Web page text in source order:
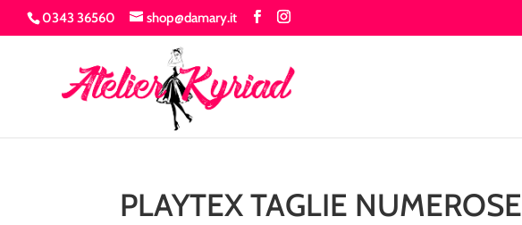
0343 36560 shop@damary.it
PLAYTEX TAGLIE NUMEROSE